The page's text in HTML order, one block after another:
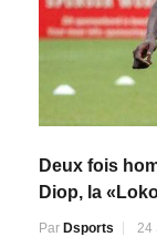
Deux fois
Diop, la
Par Dsports 24